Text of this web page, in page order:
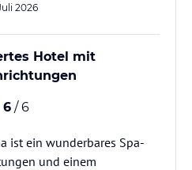
2026
Hotel mit
6 / 6
ist ein wunderbares Spa-
und einem